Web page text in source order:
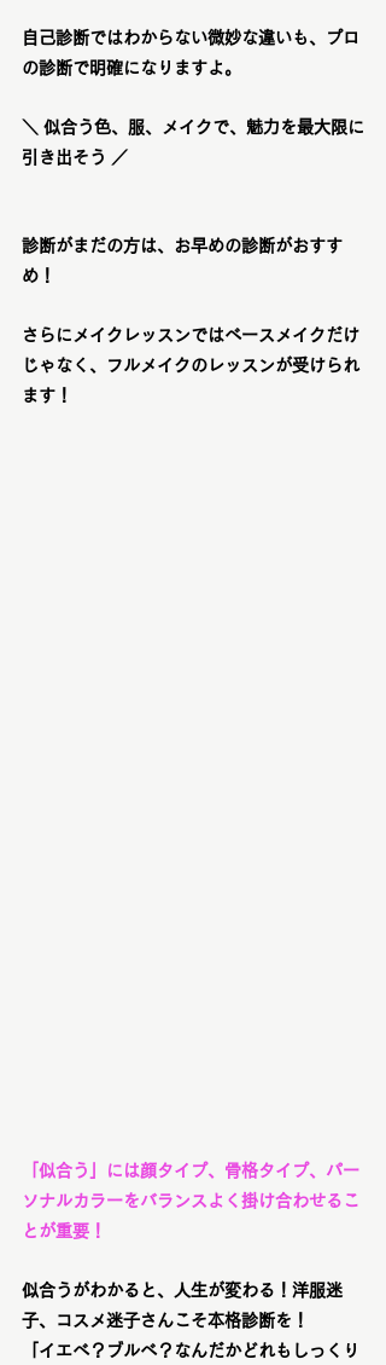
自己診断ではわからない微妙な違いも、
プロ
の診断で明確に なりますよ。
＼ 似合う色、服、メイクで、魅力を最大限に
引き出そう ／
診断がまだの方は、お早めの診断がおすす
め！
さらにメイクレッスンではベースメイクだけ
じゃなく、フルメイクのレッスンが受けられ
ます！
「似合う」には顔タイプ、骨格タイプ、パー
ソナルカラーをバランスよく掛け合わせるこ
とが重要！
似合うがわかると、人生が変わる！洋服迷
子、コスメ迷子さんこそ本格診断を！
「イエベ？ブルベ？なんだかどれもしっくり